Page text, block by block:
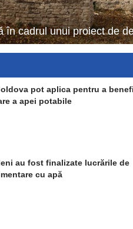
în cadrul unui proiect de
pot aplica pentru a
a apei potabile
au fost finalizate lucrările de
cu apă